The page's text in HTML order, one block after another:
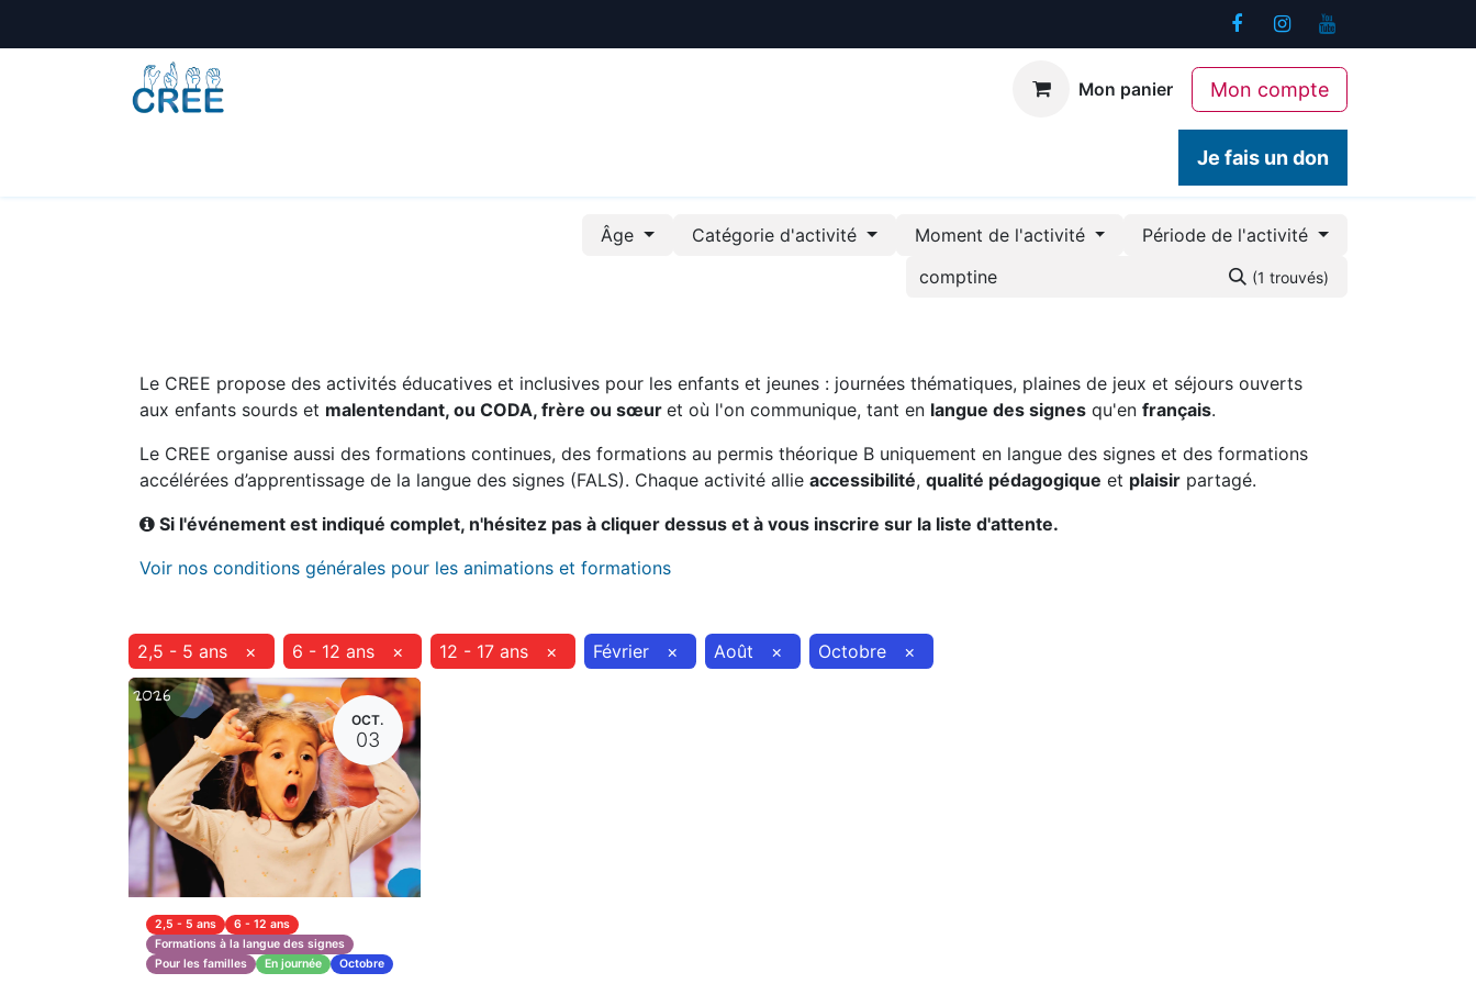
Mon panier Mon compte
Je fais un don
Âge Catégorie d'activité Moment de l'activité Période de l'activité
(1 trouvés)
Le CREE propose des activités éducatives et inclusives pour les enfants et jeunes : journées thématiques, plaines de jeux et séjours ouverts
aux enfants sourds et malentendant, ou CODA, frère ou sœur et où l'on communique, tant en langue des signes qu'en français.
Le CREE organise aussi des formations continues, des formations au permis théorique B uniquement en langue des signes et des formations
accélérées d’apprentissage de la langue des signes (FALS). Chaque activité allie accessibilité, qualité pédagogique et plaisir partagé.
Si l'événement est indiqué complet, n'hésitez pas à cliquer dessus et à vous inscrire sur la liste d'attente.
Voir nos conditions générales pour les animations et formations
2,5 - 5 ans × 6 - 12 ans × 12 - 17 ans × Février × Août × Octobre ×
OCT.
03
2,5 - 5 ans
6 - 12 ans
Formations à la langue des signes
Pour les familles
En journée Octobre